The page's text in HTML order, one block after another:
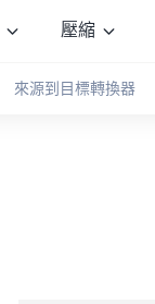
壓縮
來源到目標轉換器